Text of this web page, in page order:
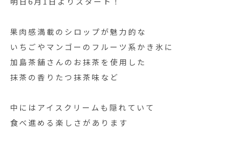
果肉感満載のシロップが魅力的な
いちごやマンゴーのフルーツ系かき氷に
加島茶舗さんのお抹茶を使用した
抹茶の香りたつ抹茶味など
中にはアイスクリームも隠れていて
食べ進める楽しさがあります️